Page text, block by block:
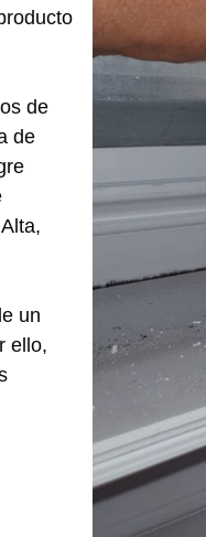
de
de
un
ello,